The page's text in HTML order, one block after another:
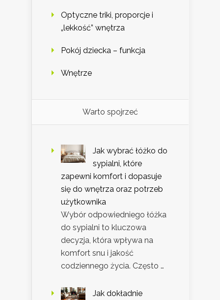
Optyczne triki, proporcje i
„lekkość” wnętrza
Pokój dziecka – funkcja
Wnętrze
Warto spojrzeć
Jak wybrać łóżko do
sypialni, które
zapewni komfort i dopasuje
się do wnętrza oraz potrzeb
użytkownika
Wybór odpowiedniego łóżka
do sypialni to kluczowa
decyzja, która wpływa na
komfort snu i jakość
codziennego życia. Często …
Jak dokładnie